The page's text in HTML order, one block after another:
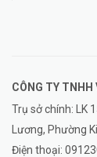
CÔNG TY TNHH
Trụ sở chính: LK
Lương, Phường
Điện thoại: